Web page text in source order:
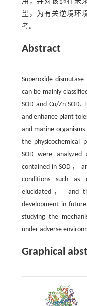
用，并对该酶在未
望，为有关逆境环
考。
Abstract
Superoxide
can be mainly
SOD and Cu/Zn-
and enhance plant
and marine
the physicochemical
SOD were
contained in SOD，
conditions such
elucidated， and
development in
studying the
under adverse
Graphical